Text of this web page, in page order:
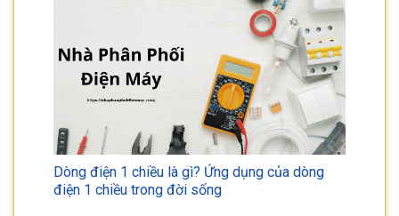
Dòng điện 1 chiều là gì? Ứng dụng của dòng
điện 1 chiều trong đời sống